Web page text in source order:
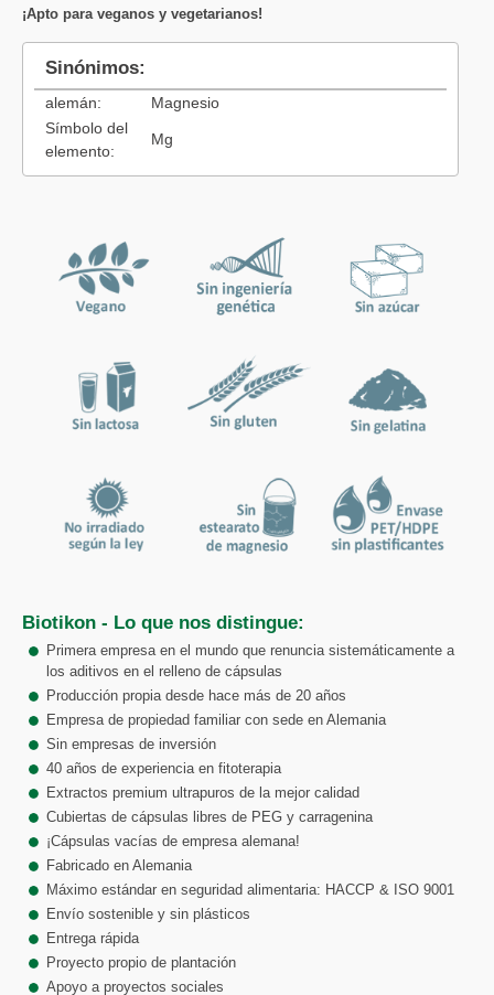
¡Apto para veganos y vegetarianos!
Sinónimos:
alemán:
Magnesio
Símbolo del
elemento:
Mg
Biotikon - Lo que nos distingue:
Primera empresa en el mundo que renuncia sistemáticamente a
los aditivos en el relleno de cápsulas
Producción propia desde hace más de 20 años
Empresa de propiedad familiar con sede en Alemania
Sin empresas de inversión
40 años de experiencia en fitoterapia
Extractos premium ultrapuros de la mejor calidad
Cubiertas de cápsulas libres de PEG y carragenina
¡Cápsulas vacías de empresa alemana!
Fabricado en Alemania
Máximo estándar en seguridad alimentaria: HACCP & ISO 9001
Envío sostenible y sin plásticos
Entrega rápida
Proyecto propio de plantación
Apoyo a proyectos sociales